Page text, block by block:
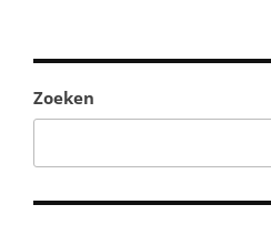
Zoeken